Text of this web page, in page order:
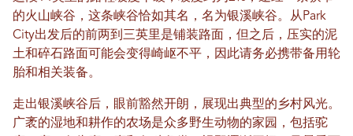
的火山峡谷，这条峡谷恰如其名，名为银溪峡谷。从Park
City出发后的前两到三英里是铺装路面，但之后，压实的泥
土和碎石路面可能会变得崎岖不平，因此请务必携带备用轮
胎和相关装备。
走出银溪峡谷后，眼前豁然开朗，展现出典型的乡村风光。
广袤的湿地和耕作的农场是众多野生动物的家园，包括驼